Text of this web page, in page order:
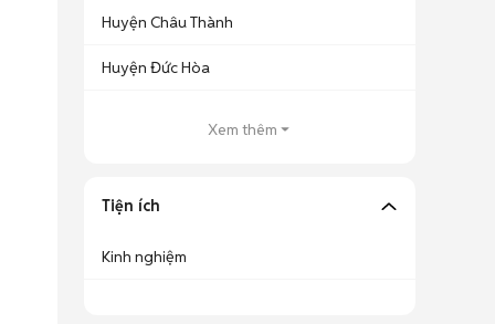
Huyện Châu Thành
Huyện Đức Hòa
Xem thêm
Tiện ích
Kinh nghiệm